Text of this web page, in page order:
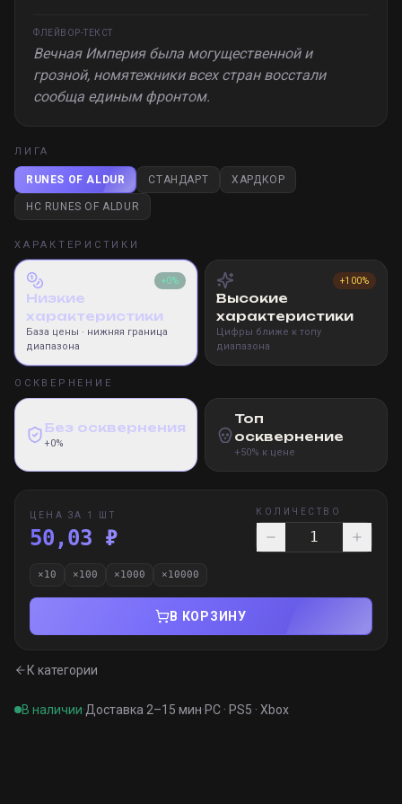
ФЛЕЙВОР-ТЕКСТ
Вечная Империя была могущественной и
грозной, номятежники всех стран восстали
сообща единым фронтом.
ЛИГА
RUNES OF ALDUR СТАНДАРТ ХАРДКОР
HC RUNES OF ALDUR
ХАРАКТЕРИСТИКИ
+0%
Низкие
характеристики
База цены · нижняя граница
диапазона
+100%
Высокие
характеристики
Цифры ближе к топу
диапазона
ОСКВЕРНЕНИЕ
Без осквернения
+0%
Топ
осквернение
+50% к цене
ЦЕНА ЗА 1 ШТ
50,03 ₽
КОЛИЧЕСТВО
×10 ×100 ×1000 ×10000
В КОРЗИНУ
К категории
В наличии·Доставка 2–15 мин·PC · PS5 · Xbox